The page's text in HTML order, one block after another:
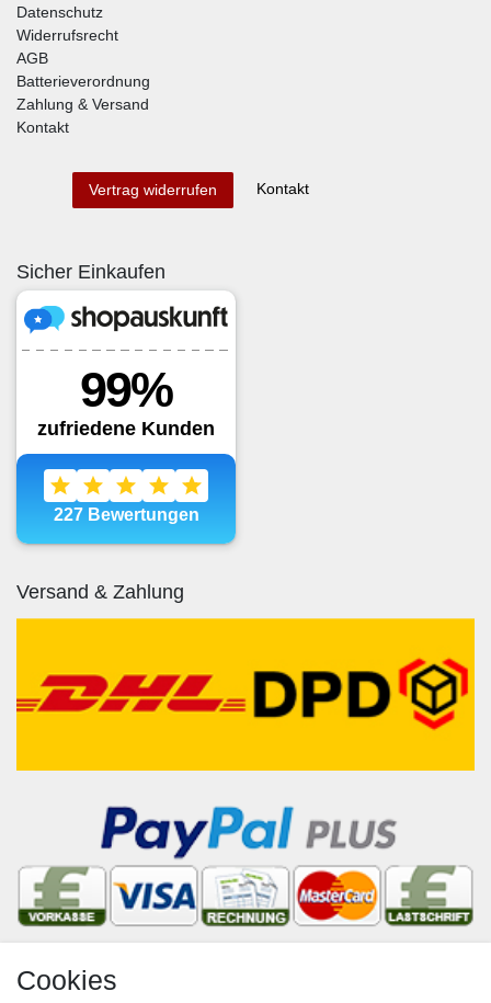
Datenschutz
Widerrufsrecht
AGB
Batterieverordnung
Zahlung & Versand
Kontakt
Vertrag widerrufen Kontakt
Sicher Einkaufen
Versand & Zahlung
Newsletter
Cookies